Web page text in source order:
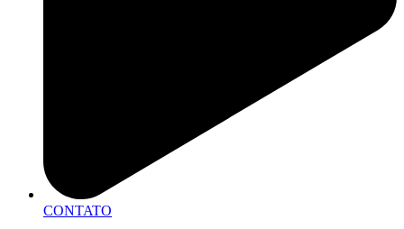
CONTATO